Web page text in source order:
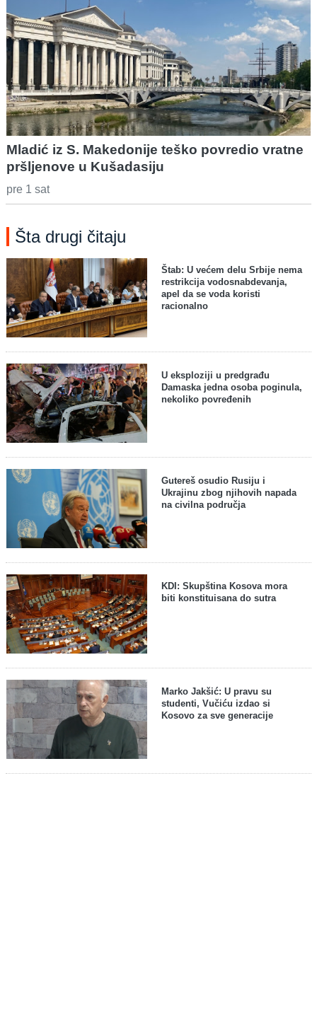
Mladić iz S. Makedonije teško povredio vratne
pršljenove u Kušadasiju
pre 1 sat
Šta drugi čitaju
Štab: U većem delu Srbije nema
restrikcija vodosnabdevanja,
apel da se voda koristi
racionalno
U eksploziji u predgrađu
Damaska jedna osoba poginula,
nekoliko povređenih
Gutereš osudio Rusiju i
Ukrajinu zbog njihovih napada
na civilna područja
KDI: Skupština Kosova mora
biti konstituisana do sutra
Marko Jakšić: U pravu su
studenti, Vučiću izdao si
Kosovo za sve generacije